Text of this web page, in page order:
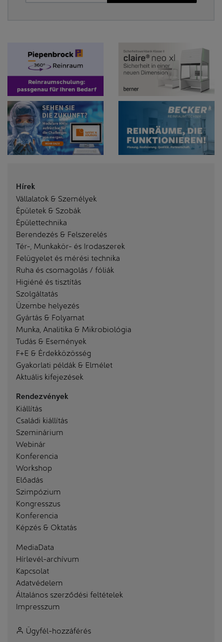
Hírek
Vállalatok & Személyek
Épületek & Szobák
Épülettechnika
Berendezés & Felszerelés
Tér-, Munkakör- és Irodaszerek
Felügyelet és mérési technika
Ruha és csomagolás / fóliák
Higiéné és tisztítás
Szolgáltatás
Üzembe helyezés
Gyártás & Folyamat
Munka, Analitika & Mikrobiológia
Tudás & Események
F+E & Érdekközösség
Gyakorlati példák & Elmélet
Aktuális kifejezések
Rendezvények
Kiállítás
Családi kiállítás
Szeminárium
Webinár
Konferencia
Workshop
Előadás
Szimpózium
Kongresszus
Konferencia
Képzés & Oktatás
MediaData
Hírlevél-archívum
Kapcsolat
Adatvédelem
Általános szerződési feltételek
Impresszum
Ügyfél-hozzáférés